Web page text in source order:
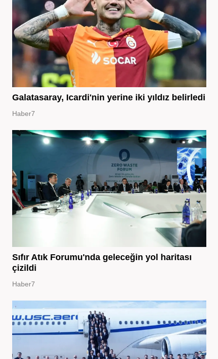
Galatasaray, Icardi'nin yerine iki yıldız belirledi
Haber7
Sıfır Atık Forumu'nda geleceğin yol haritası
çizildi
Haber7